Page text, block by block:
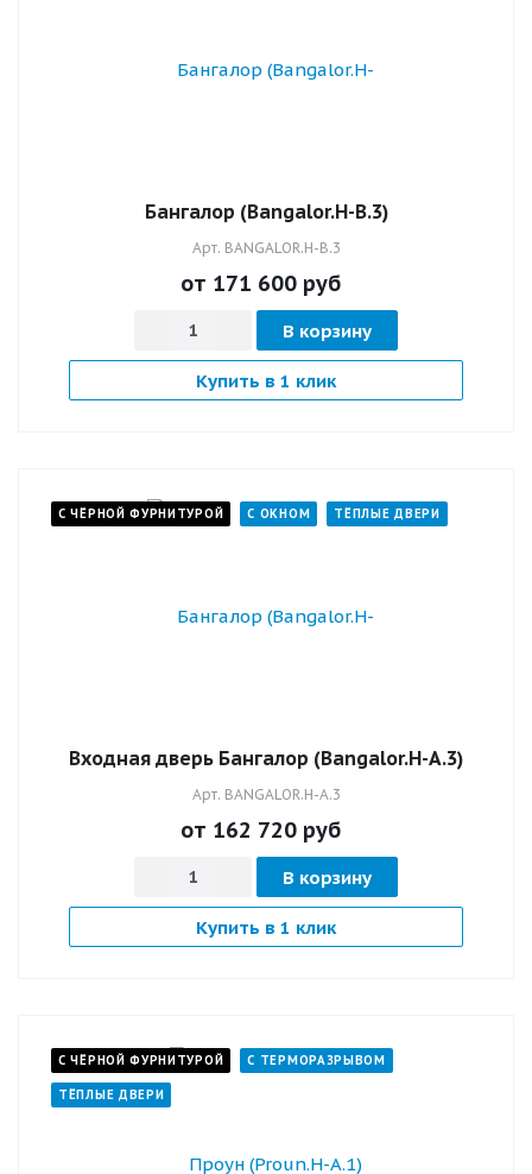
Бангалор (Bangalor.H-B.3)
Арт. BANGALOR.H-B.3
от 171 600 руб
В корзину
Купить в 1 клик
С ЧЁРНОЙ ФУРНИТУРОЙ С ОКНОМ ТЁПЛЫЕ ДВЕРИ
Входная дверь Бангалор (Bangalor.H-А.3)
Арт. BANGALOR.H-А.3
от 162 720 руб
В корзину
Купить в 1 клик
С ЧЁРНОЙ ФУРНИТУРОЙ С ТЕРМОРАЗРЫВОМ
ТЁПЛЫЕ ДВЕРИ